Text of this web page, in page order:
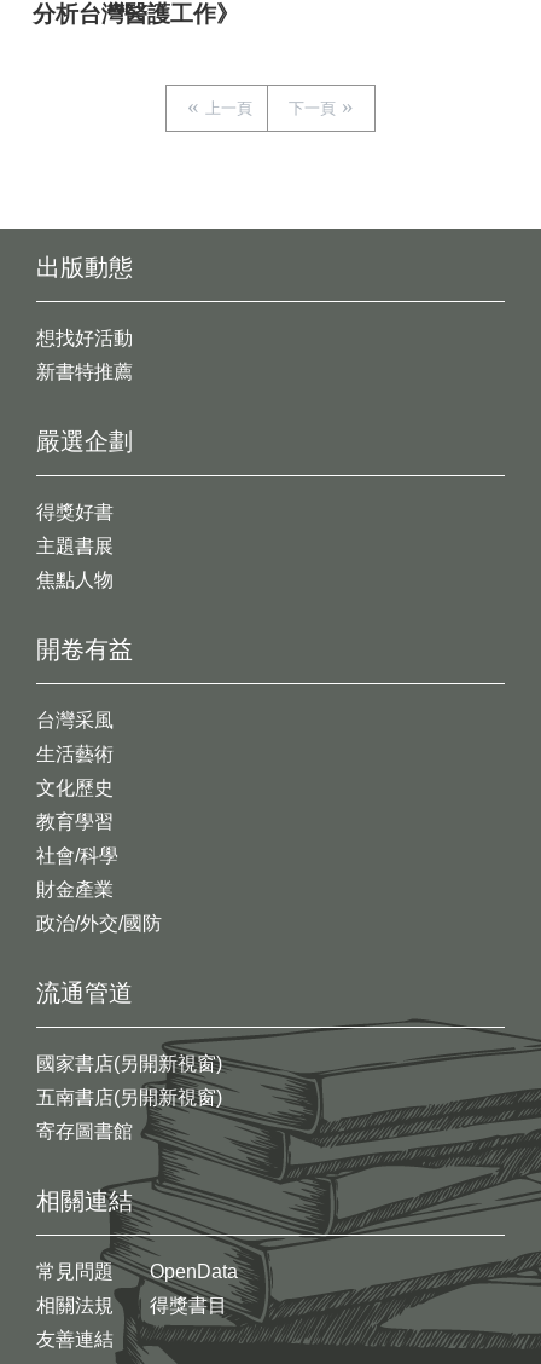
分析台灣醫護工作》
上一頁 下一頁
出版動態
想找好活動
新書特推薦
開卷有益
台灣采風
生活藝術
文化歷史
教育學習
社會/科學
財金產業
政治/外交/國防
嚴選企劃
得獎好書
主題書展
焦點人物
流通管道
國家書店(另開新視窗)
五南書店(另開新視窗)
寄存圖書館
相關連結
常見問題
相關法規
友善連結
OpenData
得獎書目